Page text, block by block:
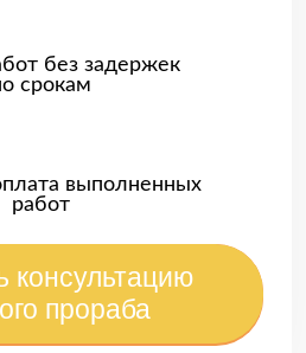
без задержек
срокам
выполненных
работ
консультацию
прораба